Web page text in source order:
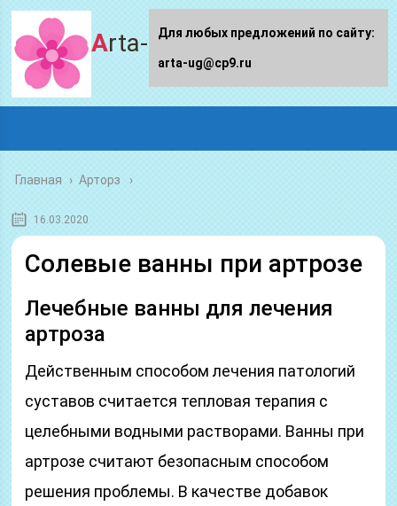
Arta-ug.ru
Главная › Арторз
16.03.2020
Солевые ванны при артрозе
Лечебные ванны для лечения
артроза
Действенным способом лечения патологий
суставов считается тепловая терапия с
целебными водными растворами. Ванны при
артрозе считают безопасным способом
решения проблемы. В качестве добавок
Для любых предложений по сайту:
arta-ug@cp9.ru